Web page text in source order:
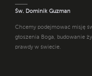
Św. Dominik Guzman
Chcemy podejmować misję
głoszenia Boga, budowanie
prawdy w świecie.